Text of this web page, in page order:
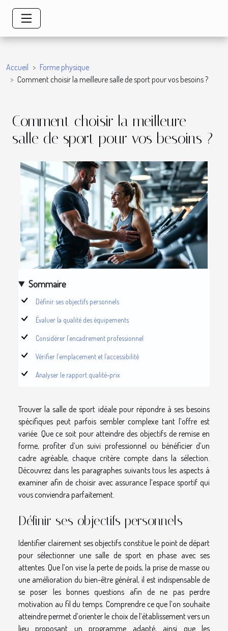
Accueil
Forme physique
Comment choisir la meilleure salle de sport pour vos besoins ?
Comment choisir la meilleure
salle de sport pour vos besoins ?
Sommaire
Définir ses objectifs personnels
Évaluer la qualité des équipements
Considérer l’encadrement professionnel
Vérifier l’emplacement et l’accessibilité
Analyser le rapport qualité-prix
Trouver la salle de sport idéale pour répondre à ses besoins
spécifiques peut parfois sembler complexe tant l’offre est
variée. Que ce soit pour atteindre des objectifs de remise en
forme, profiter d’un suivi professionnel ou bénéficier d’un
cadre agréable, chaque critère compte dans la sélection.
Découvrez dans les paragraphes suivants tous les aspects à
examiner afin de choisir avec assurance l’espace sportif qui
vous conviendra parfaitement.
Définir ses objectifs personnels
Identifier clairement ses objectifs constitue le point de départ
pour sélectionner une salle de sport en phase avec ses
attentes. Que l’on vise la perte de poids, la prise de masse ou
une amélioration du bien-être général, il est indispensable de
se poser les bonnes questions afin de ne pas perdre
motivation au fil du temps. Comprendre ce que l’on souhaite
atteindre permet d’orienter le choix de l’établissement vers un
lieu proposant un programme adapté, ainsi que les